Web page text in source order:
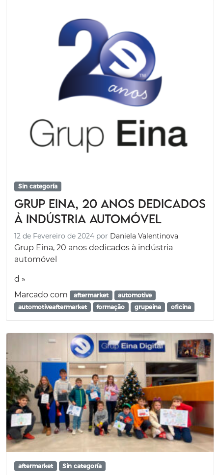
Sin categoría
Grup Eina, 20 anos dedicados
à indústria automóvel
12 de Fevereiro de 2024 por Daniela Valentinova
Grup Eina, 20 anos dedicados à indústria
automóvel
d »
Marcado com
aftermarket
automotive
automotiveaftermarket
formação grupeina oficina
aftermarket Sin categoría